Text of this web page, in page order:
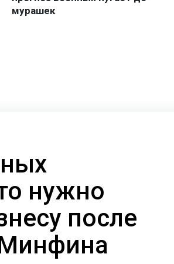
нужно
после